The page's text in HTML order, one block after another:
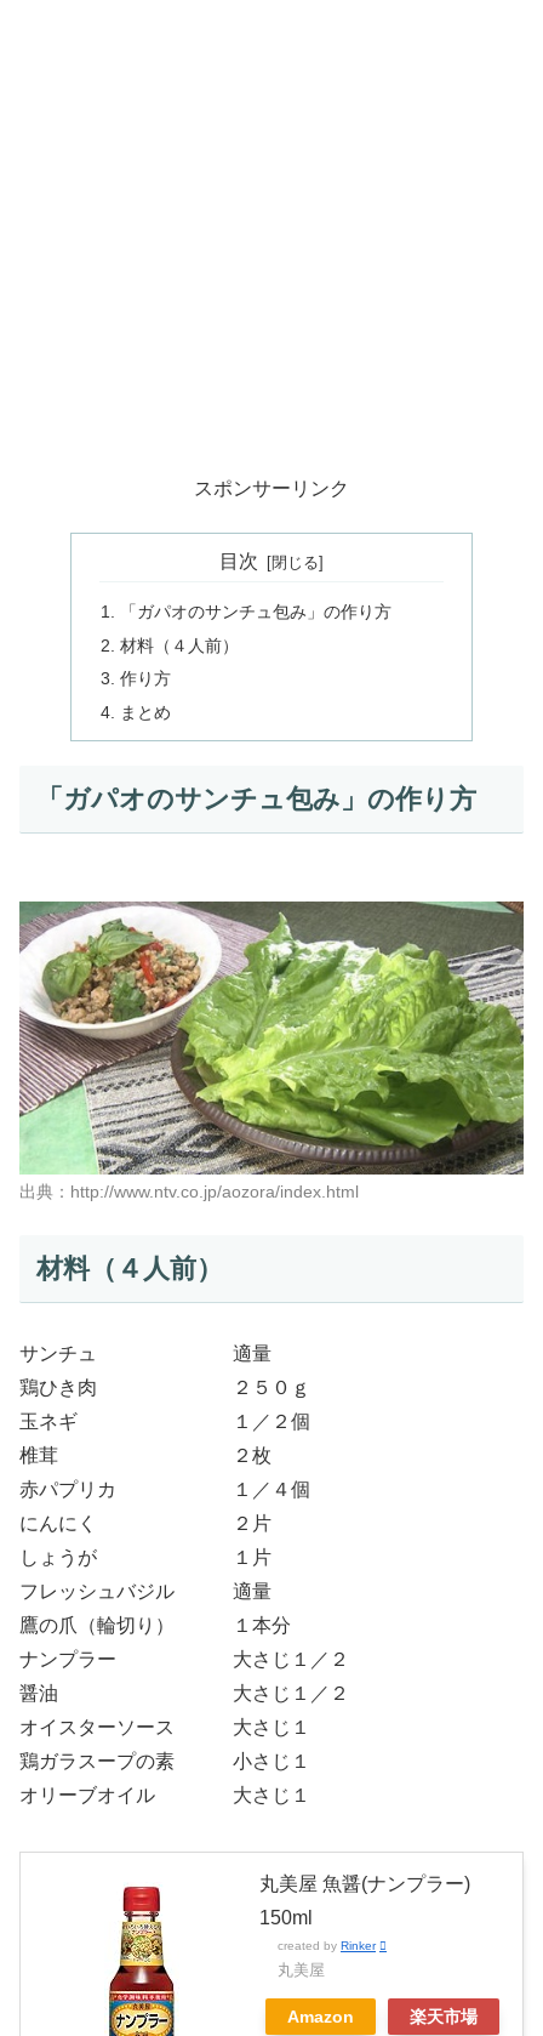
スポンサーリンク
目次
「ガパオのサンチュ包み」の作り方
材料（４人前）
作り方
まとめ
「ガパオのサンチュ包み」の作り方
出典：http://www.ntv.co.jp/aozora/index.html
材料（４人前）
サンチュ 適量
鶏ひき肉 ２５０ｇ
玉ネギ １／２個
椎茸 ２枚
赤パプリカ １／４個
にんにく ２片
しょうが １片
フレッシュバジル 適量
鷹の爪（輪切り） １本分
ナンプラー 大さじ１／２
醤油 大さじ１／２
オイスターソース 大さじ１
鶏ガラスープの素 小さじ１
オリーブオイル 大さじ１
丸美屋 魚醤(ナンプラー)
150ml
created by Rinker
丸美屋
Amazon 楽天市場